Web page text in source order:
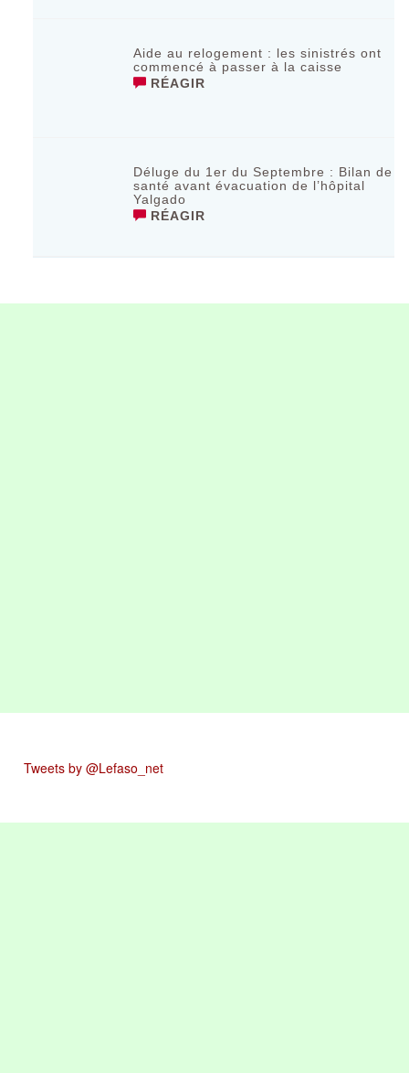
Aide au relogement : les sinistrés ont
commencé à passer à la caisse
RÉAGIR
Déluge du 1er du Septembre : Bilan de
santé avant évacuation de l’hôpital
Yalgado
RÉAGIR
Tweets by @Lefaso_net